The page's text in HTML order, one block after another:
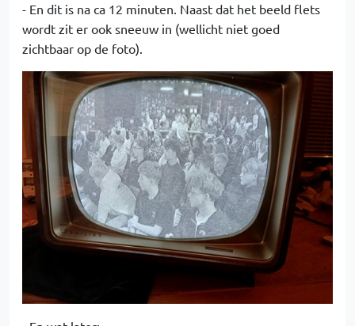
- En dit is na ca 12 minuten. Naast dat het beeld flets
wordt zit er ook sneeuw in (wellicht niet goed
zichtbaar op de foto).